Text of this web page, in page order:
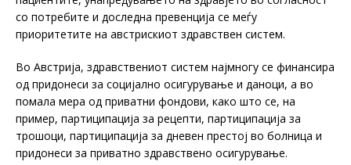
со потребите и доследна превенција се меѓу
приоритетите на австрискиот здравствен систем.
Во Австрија, здравствениот систем најмногу се финансира
од придонеси за социјално осигурување и даноци, а во
помала мера од приватни фондови, како што се, на
пример, партиципација за рецепти, партиципација за
трошоци, партиципација за дневен престој во болница и
придонеси за приватно здравствено осигурување.